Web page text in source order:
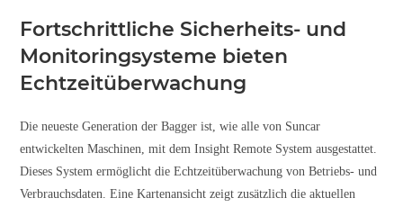
Fortschrittliche Sicherheits- und
Monitoringsysteme bieten
Echtzeitüberwachung
Die neueste Generation der Bagger ist, wie alle von Suncar
entwickelten Maschinen, mit dem Insight Remote System ausgestattet.
Dieses System ermöglicht die Echtzeitüberwachung von Betriebs- und
Verbrauchsdaten. Eine Kartenansicht zeigt zusätzlich die aktuellen